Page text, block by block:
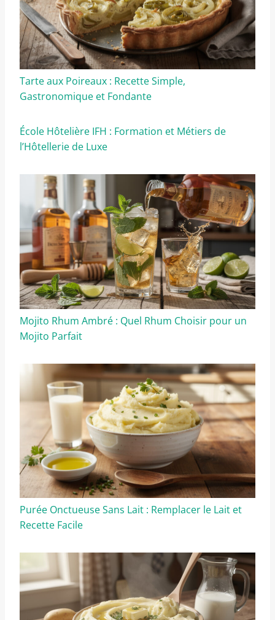
Tarte aux Poireaux : Recette Simple,
Gastronomique et Fondante
École Hôtelière IFH : Formation et Métiers de
l’Hôtellerie de Luxe
Mojito Rhum Ambré : Quel Rhum Choisir pour un
Mojito Parfait
Purée Onctueuse Sans Lait : Remplacer le Lait et
Recette Facile